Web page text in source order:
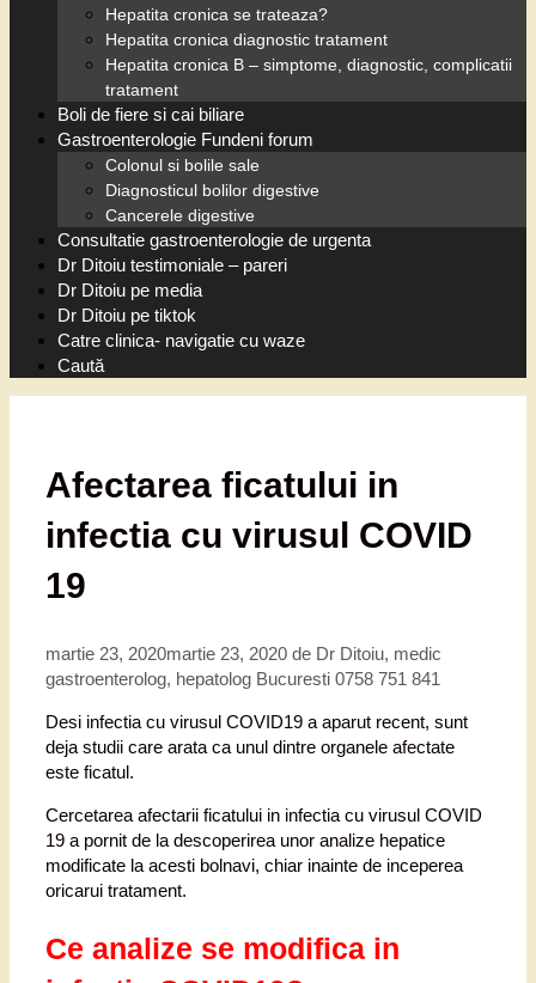
Hepatita cronica se trateaza?
Hepatita cronica diagnostic tratament
Hepatita cronica B – simptome, diagnostic, complicatii
tratament
Boli de fiere si cai biliare
Gastroenterologie Fundeni forum
Colonul si bolile sale
Diagnosticul bolilor digestive
Cancerele digestive
Consultatie gastroenterologie de urgenta
Dr Ditoiu testimoniale – pareri
Dr Ditoiu pe media
Dr Ditoiu pe tiktok
Catre clinica- navigatie cu waze
Caută
Afectarea ficatului in
infectia cu virusul COVID
19
martie 23, 2020martie 23, 2020 de Dr Ditoiu, medic
gastroenterolog, hepatolog Bucuresti 0758 751 841
Desi infectia cu virusul COVID19 a aparut recent, sunt
deja studii care arata ca unul dintre organele afectate
este ficatul.
Cercetarea afectarii ficatului in infectia cu virusul COVID
19 a pornit de la descoperirea unor analize hepatice
modificate la acesti bolnavi, chiar inainte de inceperea
oricarui tratament.
Ce analize se modifica in